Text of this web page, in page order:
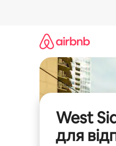
West
для